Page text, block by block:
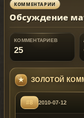
КОММЕНТАРИИ
Обсуждение
КОММЕНТАРИЕВ
25
ЗОЛОТОЙ
#8 2010-07-12